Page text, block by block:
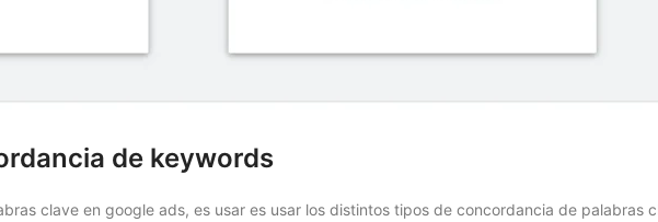
de keywords
clave en google ads, es usar es usar los distintos tipos de concordancia de palabras